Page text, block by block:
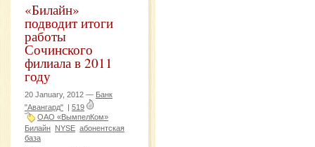
«Билайн»
подводит итоги
работы
Сочинского
филиала в 2011
году
20 January, 2012 — Банк
"Авангард" | 519
ОАО «ВымпелКом»
Билайн NYSE абонентская
база